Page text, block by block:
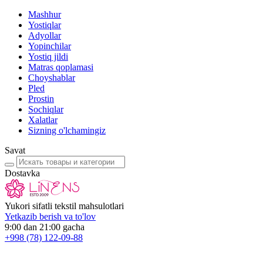
Mashhur
Yostiqlar
Adyollar
Yopinchilar
Yostiq jildi
Matras qoplamasi
Choyshablar
Pled
Prostin
Sochiqlar
Xalatlar
Sizning o'lchamingiz
Savat
Dostavka
Yukori sifatli tekstil mahsulotlari
Yetkazib berish va to'lov
9:00 dan 21:00 gacha
+998 (78) 122-09-88